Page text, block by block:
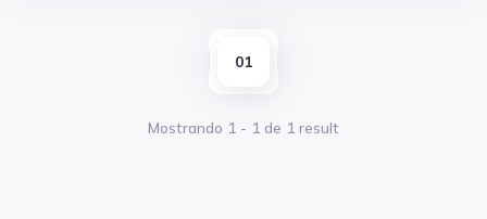
01
Mostrando 1 - 1 de 1 result